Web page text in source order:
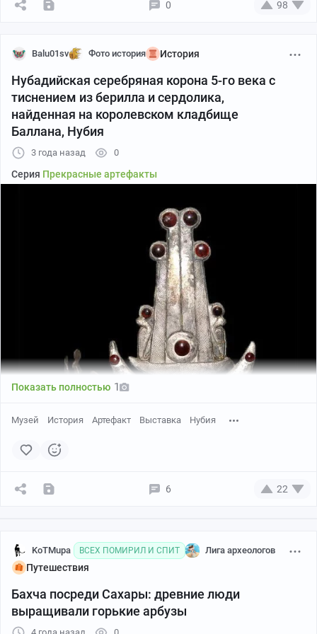
египетскими усыпальницами, изображения семьи
Гробница, за исключением погребальной шахты, была
вырезана из скального массива и реконструирована в
1964 на новом месте, в 40 км ниже по течению, рядом
с другими перенесенными памятниками — храмами
Амада и Дерр. Сейчас Аниба полностью затоплена
водами озера Насер.
0 98
Balu01sv Фото история История
Нубадийская серебряная корона 5-го века с
тиснением из берилла и сердолика,
найденная на королевском кладбище
Баллана, Нубия
3 года назад 0
Серия Прекрасные артефакты
Докопались
Показать полностью 1
Музей История Артефакт Выставка Нубия
6 22
KoTMupa ВСЕХ ПОМИРИЛ И СПИТ Лига археологов
Путешествия
Бахча посреди Сахары: древние люди
выращивали горькие арбузы